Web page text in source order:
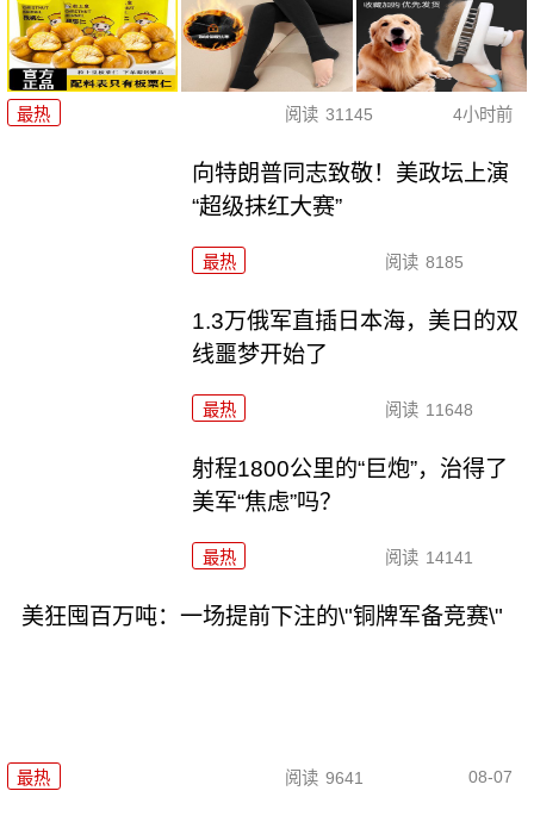
最热 阅读 31145 4小时前
向特朗普同志致敬！美政坛上演
“超级抹红大赛”
最热 阅读 8185
1.3万俄军直插日本海，美日的双
线噩梦开始了
最热 阅读 11648
射程1800公里的“巨炮”，治得了
美军“焦虑”吗？
最热 阅读 14141
美狂囤百万吨：一场提前下注的\"铜牌军备竞赛\"
最热 阅读 9641 08-07